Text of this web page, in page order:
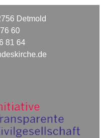
Detmold
60
81 64